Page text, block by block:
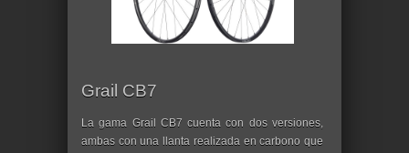
Grail CB7
La gama Grail CB7 cuenta con dos versiones,
ambas con una llanta realizada en carbono que